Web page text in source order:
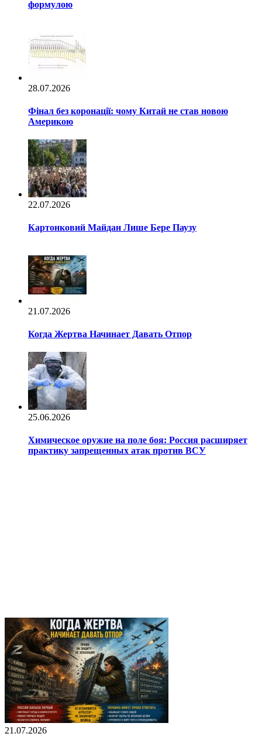
формулою
28.07.2026
Фінал без коронації: чому Китай не став новою
Америкою
22.07.2026
Картонковий Майдан Лише Бере Паузу
21.07.2026
Когда Жертва Начинает Давать Отпор
25.06.2026
Химическое оружие на поле боя: Россия расширяет
практику запрещенных атак против ВСУ
21.07.2026